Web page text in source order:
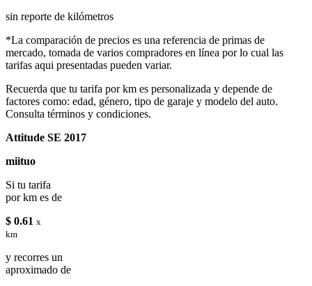
sin reporte de kilómetros
*La comparación de precios es una referencia de primas de
mercado, tomada de varios compradores en línea por lo cual las
tarifas aqui presentadas pueden variar.
Recuerda que tu tarifa por km es personalizada y depende de
factores como: edad, género, tipo de garaje y modelo del auto.
Consulta términos y condiciones.
Attitude SE 2017
miituo
Si tu tarifa
por km es de
$ 0.61 x
km
y recorres un
aproximado de